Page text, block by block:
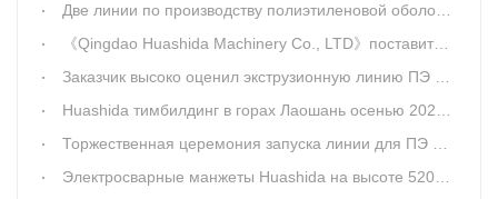
Две линии по производству полиэтиленовой оболочки для труб ППУ диаметром 960 и 1380 были запущены в производство в городе Ляонин
《Qingdao Huashida Machinery Co., LTD》поставит в Хэбей еще 2 линии для производства полиэтиленовой оболочки
Заказчик высоко оценил экструзионную линию ПЭ труб-оболочки “HUASHIDA”, которое используется уже 9 лет.
Huashida тимбилдинг в горах Лаошань осенью 2020 года
Торжественная церемония запуска линии для ПЭ оболочки на заводе клиента
Электросварные манжеты Huashida на высоте 5200м над уровнем моря